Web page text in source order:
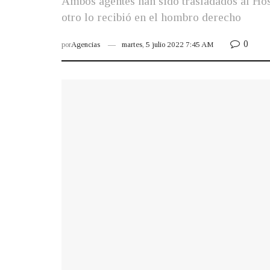
otro lo recibió en el hombro derecho
porAgencias martes, 5 julio 2022 7:45 AM 0